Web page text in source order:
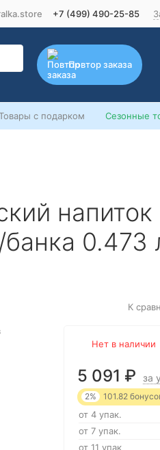
+7 (499) 490-25-85
Повтор заказа
с подарком Сезонные
0.473
К
Нет в наличии
5 091 ₽ за
2% 101.82
от 4 упак.
от 7 упак.
от 11 упак